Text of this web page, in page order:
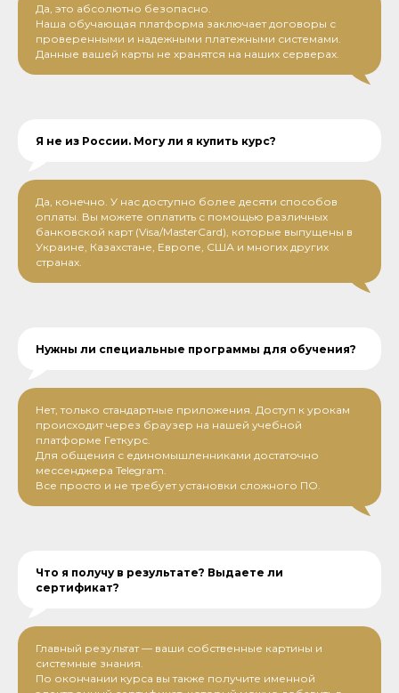
Да, это абсолютно безопасно.
Наша обучающая платформа заключает договоры с
проверенными и надежными платежными системами.
Данные вашей карты не хранятся на наших серверах.
Я не из России. Могу ли я купить курс?
Да, конечно. У нас доступно более десяти способов
оплаты. Вы можете оплатить с помощью различных
банковской карт (Visa/MasterCard), которые выпущены в
Украине, Казахстане, Европе, США и многих других
странах.
Нужны ли специальные программы для обучения?
Нет, только стандартные приложения. Доступ к урокам
происходит через браузер на нашей учебной
платформе Геткурс.
Для общения с единомышленниками достаточно
мессенджера Telegram.
Все просто и не требует установки сложного ПО.
Что я получу в результате? Выдаете ли
сертификат?
Главный результат — ваши собственные картины и
системные знания.
По окончании курса вы также получите именной